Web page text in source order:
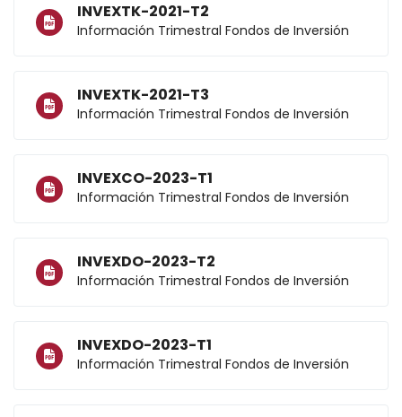
INVEXTK-2021-T2
Información Trimestral Fondos de Inversión
INVEXTK-2021-T3
Información Trimestral Fondos de Inversión
INVEXCO-2023-T1
Información Trimestral Fondos de Inversión
INVEXDO-2023-T2
Información Trimestral Fondos de Inversión
INVEXDO-2023-T1
Información Trimestral Fondos de Inversión